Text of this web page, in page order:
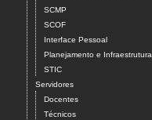
SCMP
SCOF
Interface Pessoal
Planejamento e Infraestrutura
STIC
Servidores
Docentes
Técnicos